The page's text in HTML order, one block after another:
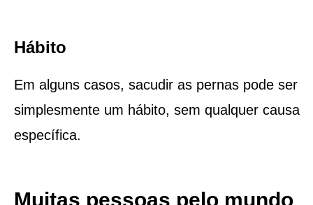
Hábito
Em alguns casos, sacudir as pernas pode ser
simplesmente um hábito, sem qualquer causa
específica.
Muitas pessoas pelo mundo